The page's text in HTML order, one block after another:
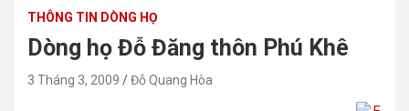
THÔNG TIN DÒNG HỌ
Dòng họ Đỗ Đăng thôn Phú Khê
3 Tháng 3, 2009 Đỗ Quang Hòa